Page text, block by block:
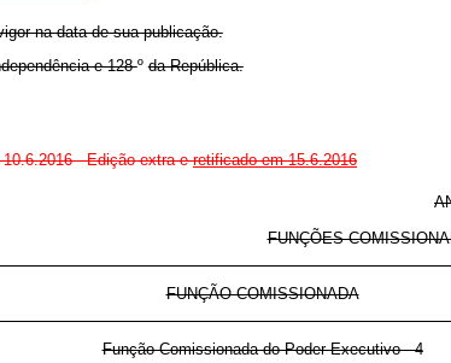
na data de sua publicação.
e 128ºda República.
- Edição extra eretificado em 15.6.2016
FUNÇÕES
FUNÇÃO COMISSIONADA
Função Comissionada do Poder Executivo - 4